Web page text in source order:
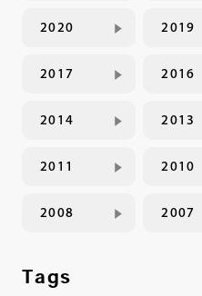
2020 2019
2017 2016
2014 2013
2011 2010
2008 2007
Tags